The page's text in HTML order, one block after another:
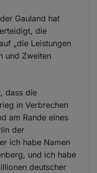
Gauland hat
die
„die Leistungen
und Zweiten
dass die
in Verbrechen
am Rande eines
der
ich habe Namen
und ich habe
deutscher